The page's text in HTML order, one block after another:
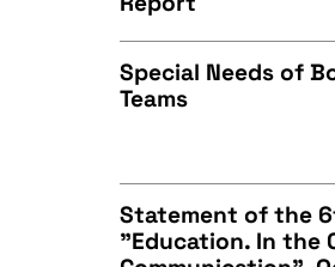
Special Needs of
Teams
Statement of the
"Education. In the